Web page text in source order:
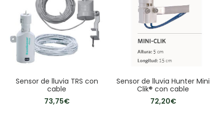
Sensor de lluvia TRS con
cable
73,75€
Sensor de lluvia Hunter Mini
Clik® con cable
72,20€